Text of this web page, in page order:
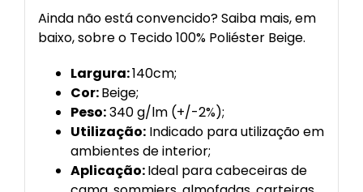
Ainda não está convencido? Saiba mais, em
baixo, sobre o Tecido 100% Poliéster Beige.
Largura:140cm;
Cor:Beige;
Peso:340 g/lm (+/-2%);
Utilização:Indicado para utilização em
ambientes de interior;
Aplicação:Ideal para cabeceiras de